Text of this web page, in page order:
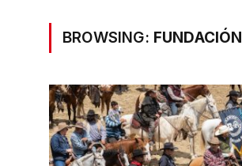
BROWSING: FUNDACIÓN